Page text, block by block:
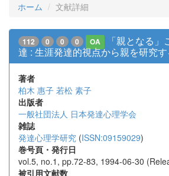
ホーム 文献詳細
112 0 0 0 OA
「親となる
達 : 生涯発達的視点から親を研究
著者
柏木 惠子 若松 素子
出版者
一般社団法人 日本発達心理学会
雑誌
発達心理学研究 (ISSN:09159029)
巻号頁・発行日
vol.5, no.1, pp.72-83, 1994-06-30
被引用文献数